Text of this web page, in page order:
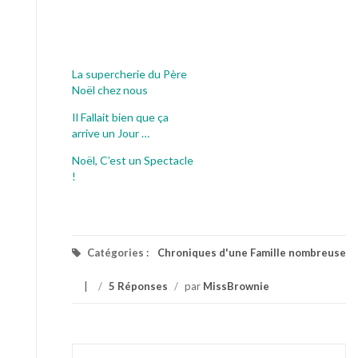
La supercherie du Père
Noël chez nous
Il Fallait bien que ça
arrive un Jour …
Noël, C’est un Spectacle
!
Catégories : Chroniques d'une Famille nombreuse
/ 5 Réponses / par MissBrownie